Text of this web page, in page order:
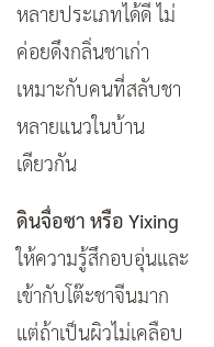
หลายประเภทได้ดี ไม่
ค่อยดึงกลิ่นชาเก่า
เหมาะกับคนที่สลับชา
หลายแนวในบ้าน
เดียวกัน
ดินจื่อซา หรือ Yixing
ให้ความรู้สึกอบอุ่นและ
เข้ากับโต๊ะชาจีนมาก
แต่ถ้าเป็นผิวไม่เคลือบ